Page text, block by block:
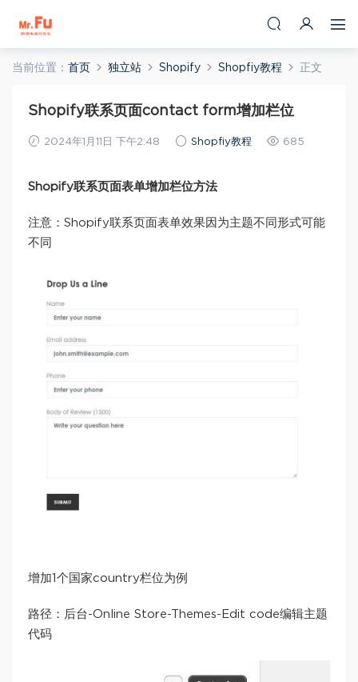
当前位置： 首页 独立站 Shopify Shopfiy教程 正文
Shopify联系页面contact form增加栏位
2024年1月11日 下午2:48 Shopfiy教程 685
Shopify联系页面表单增加栏位方法
注意：Shopify联系页面表单效果因为主题不同形式可能
不同
增加1个国家country栏位为例
路径：后台-Online Store-Themes-Edit code编辑主题
代码